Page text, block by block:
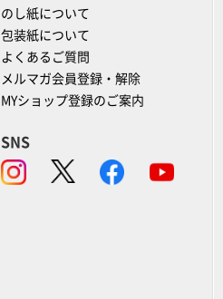
のし紙について
包装紙について
よくあるご質問
メルマガ会員登録・解除
MYショップ登録のご案内
SNS